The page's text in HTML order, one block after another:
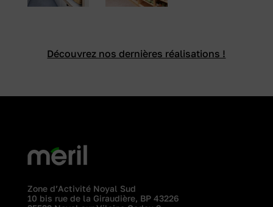
Découvrez nos dernières réalisations !
Zone d’Activité Noyal Sud
10 bis rue de la Giraudière, BP 43226